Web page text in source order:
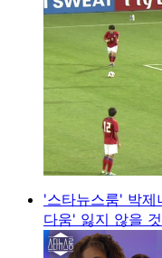
'스타뉴스룸' 박제
다움' 잃지 않을